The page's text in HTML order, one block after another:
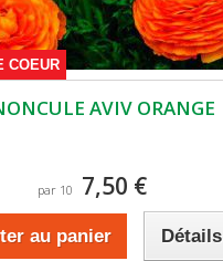
COEUR
AVIV ORANGE
par 10 7,50 €
au panier Détails